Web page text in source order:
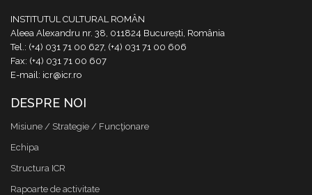
INSTITUTUL CULTURAL ROMÂN
Aleea Alexandru nr. 38, 011824 București, România
Tel.: (+4) 031 71 00 627, (+4) 031 71 00 606
Fax: (+4) 031 71 00 607
E-mail: icr@icr.ro
DESPRE NOI
Misiune / Strategie / Funcţionare
Echipa
Structura ICR
Rapoarte de activitate